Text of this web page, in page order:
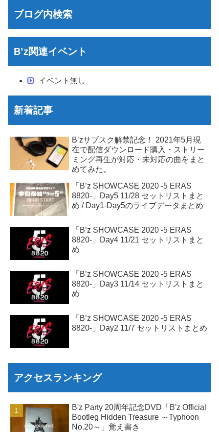
ブログ内検索
B’z関連イベント
イベント無し
新着記事
B’zサブスク解禁記念！ 2021年5月現
在で配信ダウンロード購入・ストリー
ミング再生が対応・未対応の曲をまと
めてみた。
「B’z SHOWCASE 2020 -5 ERAS
8820-」Day5 11/28 セットリストまと
め / Day1-Day5のライブデータまとめ
「B’z SHOWCASE 2020 -5 ERAS
8820-」Day4 11/21 セットリストまと
め
「B’z SHOWCASE 2020 -5 ERAS
8820-」Day3 11/14 セットリストまと
め
「B’z SHOWCASE 2020 -5 ERAS
8820-」Day2 11/7 セットリストまとめ
アクセスランキング
B'z Party 20周年記念DVD「B'z Official
Bootleg Hidden Treasure ～Typhoon
No.20～」覚え書き